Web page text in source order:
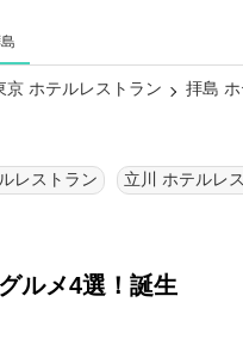
京 ホテルレストラン 拝島
レストラン 立川 ホテルレ
ルメ4選！誕生